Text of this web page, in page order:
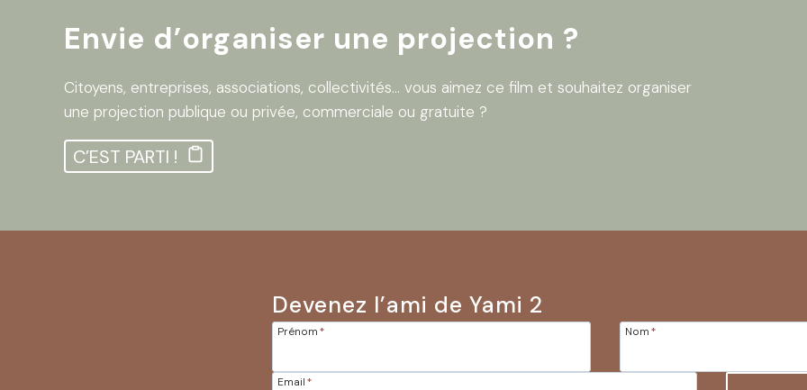
Envie d’organiser une projection ?
Citoyens, entreprises, associations, collectivités… vous aimez ce film et souhaitez organiser
une projection publique ou privée, commerciale ou gratuite ?
C’EST PARTI !
Devenez l’ami de Yami 2
Prénom * Nom*
Email *